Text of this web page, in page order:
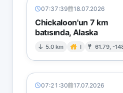
07:37:39 18.07.2026
Chickaloon'un 7 km
batısında, Alaska
5.0 km I 61.79, -
07:21:30 17.07.2026